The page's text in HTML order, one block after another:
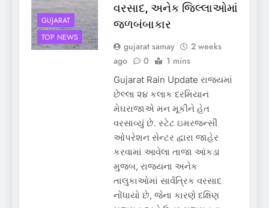
GUJARAT
TOP NEWS
વરસાદ, અનેક જિલ્લાઓમાં
જળબંબાકાર
gujarat samay
2 weeks
ago
0 1 mins
Gujarat Rain Update રાજ્યમાં
છેલ્લા ૨૪ કલાક દરમિયાન
મેઘરાજાએ મન મૂકીને હેત
વરસાવ્યું છે. સ્ટેટ ઇમરજન્સી
ઓપરેશન સેન્ટર દ્વારા જાહેર
કરવામાં આવેલા તાજા આંકડા
મુજબ, રાજ્યના અનેક
તાલુકાઓમાં સાર્વત્રિક વરસાદ
નોંધાયો છે, જેના કારણે દક્ષિણ